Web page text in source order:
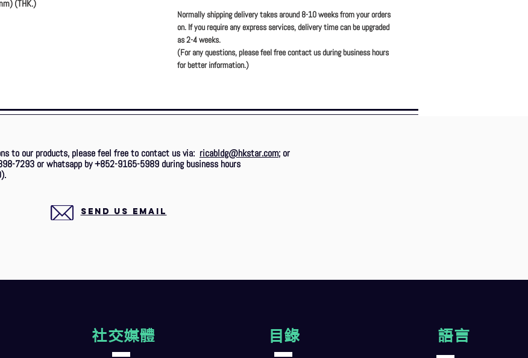
(THK.)
Normally shipping delivery takes around 8-10 weeks from your orders
on. If you require any express services, delivery time can be upgraded
as 2-4 weeks.
(For any questions, please feel free contact us during business hours
for better information.)
to our products, please feel free to contact us via: ricabldg@hkstar.com; or
7293 or whatsapp by +852-9165-5989 during business hours
SEND US EMAIL
社交媒體 目錄 語言